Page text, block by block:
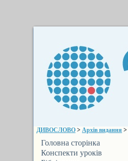
ДИВОСЛОВО > Архів видання >
Головна сторінка
Конспекти уроків